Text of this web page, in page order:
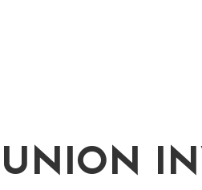
UNION